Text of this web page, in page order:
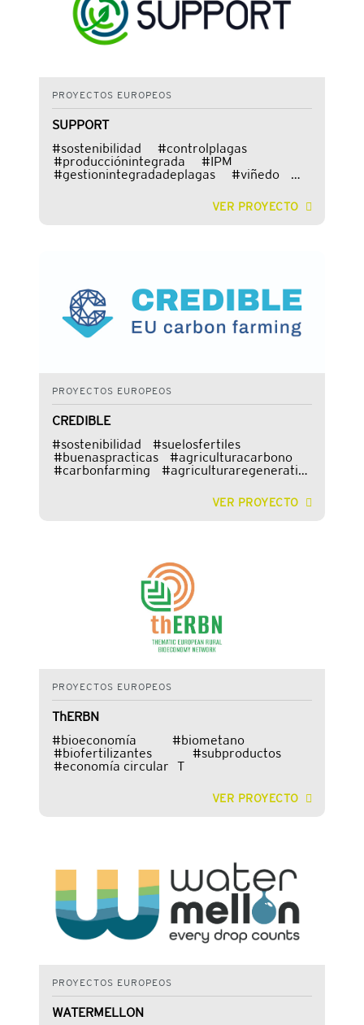
PROYECTOS EUROPEOS
SUPPORT
#sostenibilidad #controlplagas
#producciónintegrada #IPM
#gestionintegradadeplagas #viñedo
VER PROYECTO
PROYECTOS EUROPEOS
CREDIBLE
#sostenibilidad #suelosfertiles
#buenaspracticas #agriculturacarbono
#carbonfarming #agriculturaregenerativa
del programa Horizonte Europa, trata de
generar un contexto favorable para impl
VER PROYECTO
PROYECTOS EUROPEOS
ThERBN
#bioeconomía #biometano
#biofertilizantes #subproductos
#economía circular T
VER PROYECTO
PROYECTOS EUROPEOS
WATERMELLON